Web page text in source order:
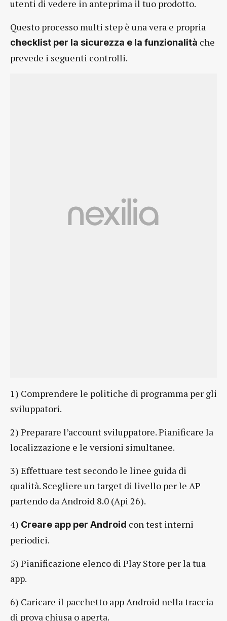
utenti di vedere in anteprima il tuo prodotto.
Questo processo multi step è una vera e propria
checklist per la sicurezza e la funzionalità che
prevede i seguenti controlli.
1) Comprendere le politiche di programma per gli
sviluppatori.
2) Preparare l’account sviluppatore. Pianificare la
localizzazione e le versioni simultanee.
3) Effettuare test secondo le linee guida di
qualità. Scegliere un target di livello per le AP
partendo da Android 8.0 (Api 26).
4) Creare app per Android con test interni
periodici.
5) Pianificazione elenco di Play Store per la tua
app.
6) Caricare il pacchetto app Android nella traccia
di prova chiusa o aperta.